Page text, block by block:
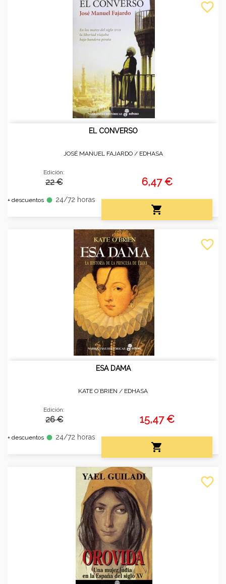
EL CONVERSO
JOSÉ MANUEL FAJARDO / EDHASA
Edición:
22 €
+ descuentos fiber_manual_record 24/72 horas
6,47 €

favorite_border
ESA DAMA
KATE O´BRIEN / EDHASA
Edición:
26 €
+ descuentos fiber_manual_record 24/72 horas
15,47 €

favorite_border
favorite_border